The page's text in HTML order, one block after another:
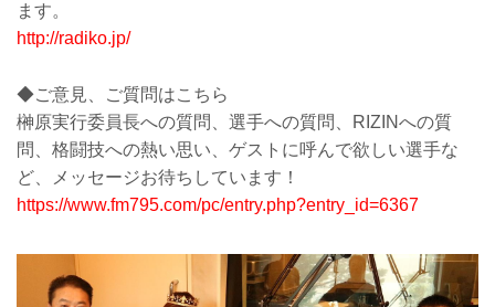
ます。
http://radiko.jp/
◆ご意見、ご質問はこちら
榊原実行委員長への質問、選手への質問、RIZINへの質
問、格闘技への熱い思い、ゲストに呼んで欲しい選手な
ど、メッセージお待ちしています！
https://www.fm795.com/pc/entry.php?entry_id=6367